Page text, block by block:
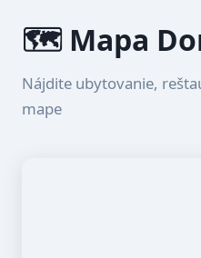
🗺️ Mapa
Nájdite ubytovanie,
mape